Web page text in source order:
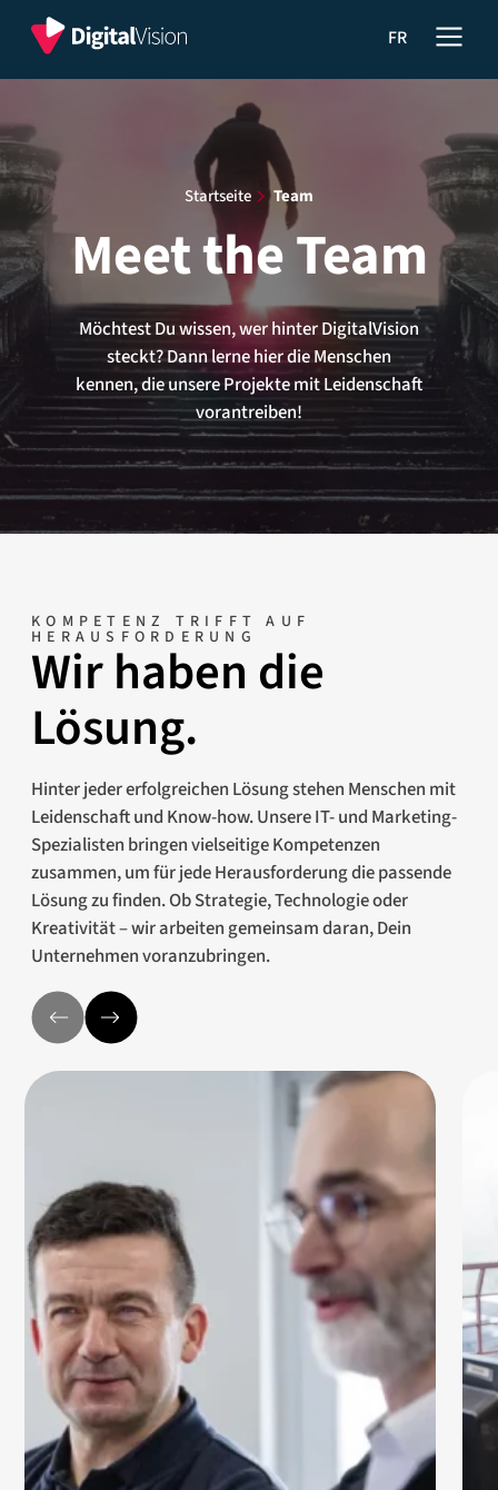
FR
Meet
Team
Hauptnavigationsmenü
Digital
Vision
Startseite ​Team
Meet the Team
Möchtest Du wissen, wer hinter DigitalVision
steckt? Dann lerne hier die Menschen
kennen, die unsere Projekte mit Leidenschaft
vorantreiben!
Wir haben die
Lösung.
KOMPETENZ TRIFFT AUF
HERAUSFORDERUNG
Hinter jeder erfolgreichen Lösung stehen Menschen mit
Leidenschaft und Know-how. Unsere IT- und Marketing-
Spezialisten bringen vielseitige Kompetenzen
zusammen, um für jede Herausforderung die passende
Lösung zu finden. Ob Strategie, Technologie oder
Kreativität – wir arbeiten gemeinsam daran, Dein
Unternehmen voranzubringen.